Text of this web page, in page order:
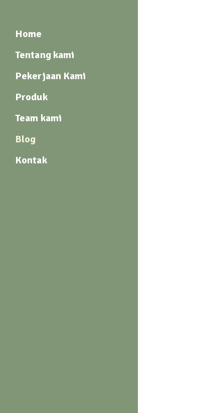
Home
Tentang kami
Pekerjaan Kami
Produk
Team kami
Blog
Kontak